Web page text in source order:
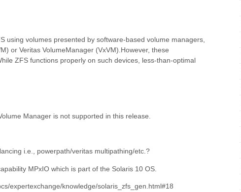
using volumes presented by software-based volume managers,
or Veritas VolumeManager (VxVM).However, these
ZFS functions properly on such devices, less-than-optimal
Manager is not supported in this release.
i.e., powerpath/veritas multipathing/etc.?
MPxIO which is part of the Solaris 10 OS.
expertexchange/knowledge/solaris_zfs_gen.html#18